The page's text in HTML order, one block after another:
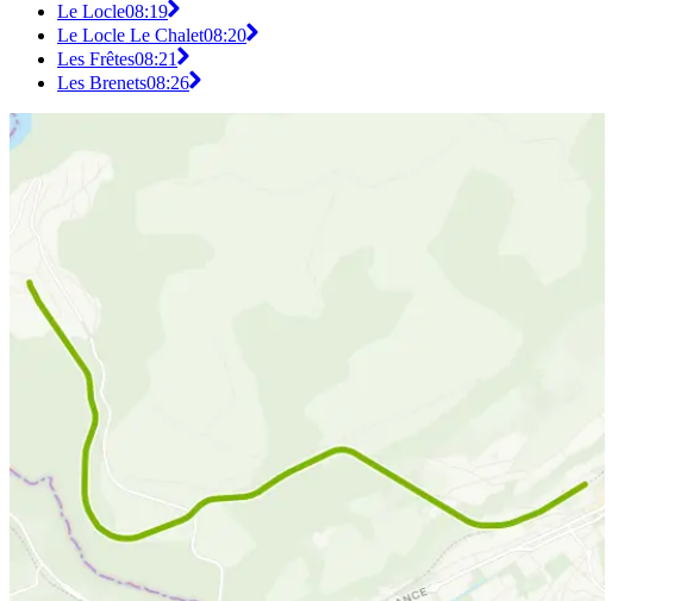
Le Locle08:19
Le Locle Le Chalet08:20
Les Frêtes08:21
Les Brenets08:26